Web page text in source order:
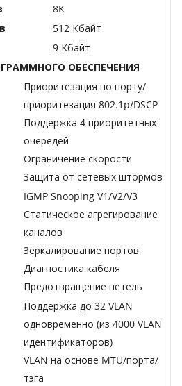
8K
512 Кбайт
9 Кбайт
ОБЕСПЕЧЕНИЯ
Приоритезация по порту/
приоритезация 802.1p/DSCP
Поддержка 4 приоритетных
очередей
Ограничение скорости
Защита от сетевых штормов
IGMP Snooping V1/V2/V3
Статическое агрегирование
каналов
Зеркалирование портов
Диагностика кабеля
Предотвращение петель
Поддержка до 32 VLAN
одновременно (из 4000 VLAN
идентификаторов)
VLAN на основе MTU/порта/
тэга